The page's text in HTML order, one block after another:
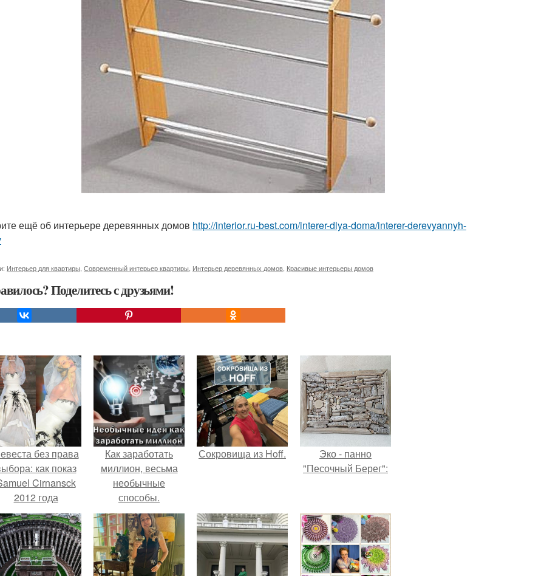
ещё об интерьере деревянных домов http://interior.ru-best.com/interer-dlya-doma/interer-derevyannyh-
Интерьер для квартиры Современный интерьер квартиры Интерьер деревянных домов Красивые интерьеры домов
Поделитесь с друзьями!
без права
как показ
Cirnansck
2012 года
подиум
против
принуждения.
Как заработать
миллион, весьма
необычные
способы.
Сокровища из Hoff.
Эко - панно
"Песочный Берег":